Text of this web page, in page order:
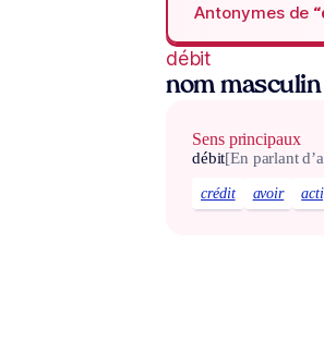
Antonymes de
débit
nom masculin
Sens principaux
débit[En parlant
crédit avoir